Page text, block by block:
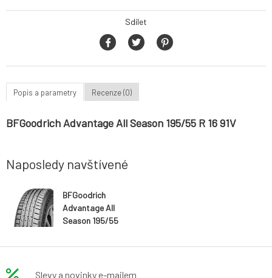
Sdílet
Popis a parametry Recenze (0)
BFGoodrich Advantage All Season 195/55 R 16 91V
Naposledy navštívené
BFGoodrich
Advantage All
Season 195/55
Slevy a novinky e-mailem